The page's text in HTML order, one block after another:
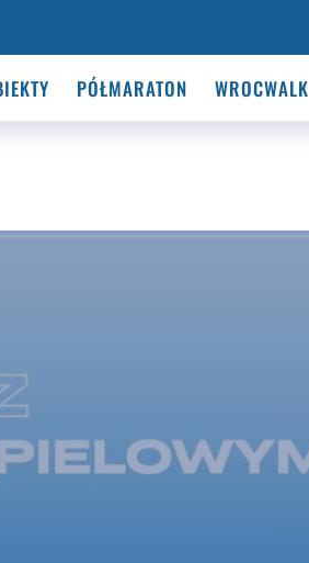
PÓŁMARATON WROCWALK